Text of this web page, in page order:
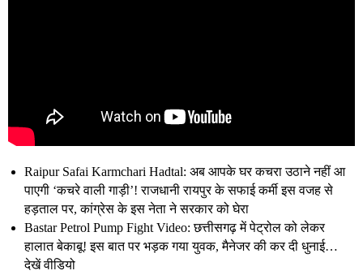
Raipur Safai Karmchari Hadtal: अब आपके घर कचरा उठाने नहीं आ
पाएगी ‘कचरे वाली गाड़ी’! राजधानी रायपुर के सफाई कर्मी इस वजह से
हड़ताल पर, कांग्रेस के इस नेता ने सरकार को घेरा
Bastar Petrol Pump Fight Video: छत्तीसगढ़ में पेट्रोल को लेकर
हालात बेकाबू! इस बात पर भड़क गया युवक, मैनेजर की कर दी धुनाई…
देखें वीडियो